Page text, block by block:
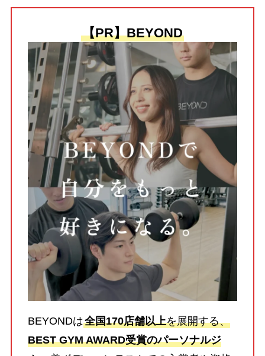
【PR】BEYOND
BEYONDは全国170店舗以上を展開する、
BEST GYM AWARD受賞のパーソナルジ